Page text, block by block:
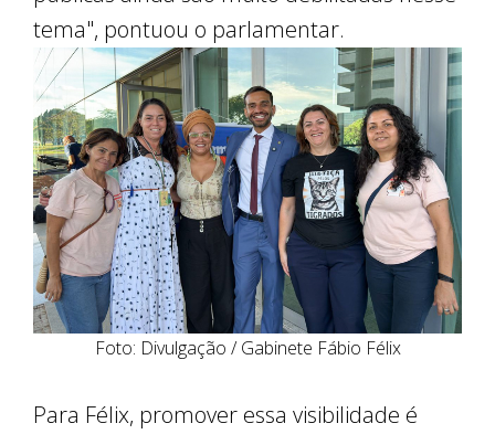
tema", pontuou o parlamentar.
Foto: Divulgação / Gabinete Fábio Félix
Para Félix, promover essa visibilidade é